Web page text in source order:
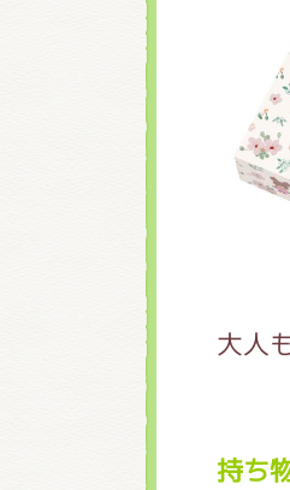
大人
持ち